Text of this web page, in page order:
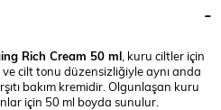
Rich Cream 50 ml , kuru ciltler için
ve cilt tonu düzensizliğiyle aynı anda
bakım kremidir. Olgunlaşan kuru
için 50 ml boyda sunulur.